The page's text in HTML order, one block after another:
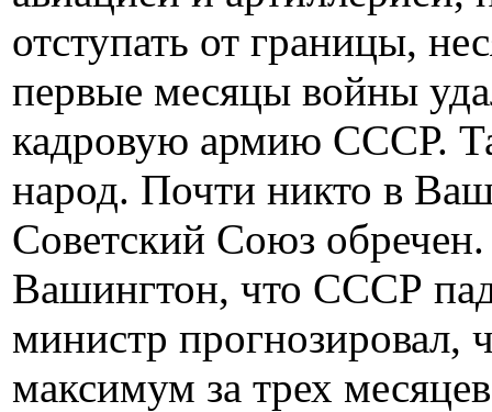
отступать от границы,
первые месяцы войны
кадровую армию СССР.
народ. Почти никто в
Советский Союз
Вашингтон, что СССР
министр прогнозировал,
максимум за трех